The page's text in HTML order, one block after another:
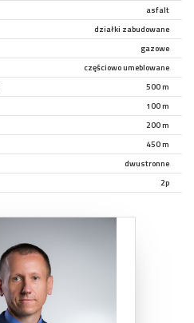
asfalt
działki zabudowane
gazowe
częściowo umeblowane
500 m
100 m
200 m
450 m
dwustronne
2p